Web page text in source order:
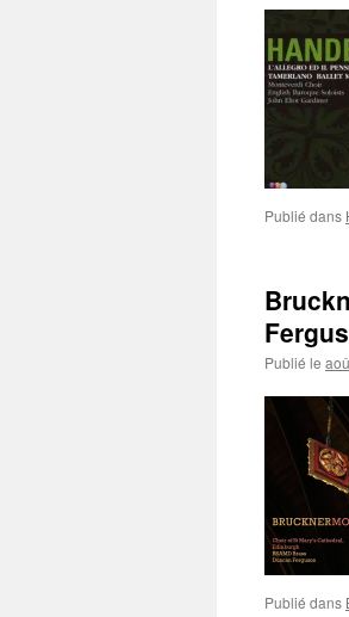
Publié dans
Publié le
Publié dans